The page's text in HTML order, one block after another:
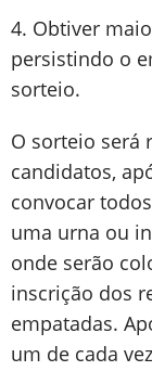
4. Obtiver
persistindo o
sorteio.
O sorteio será
candidatos,
convocar
uma urna ou
onde serão
inscrição dos
empatadas.
um de cada